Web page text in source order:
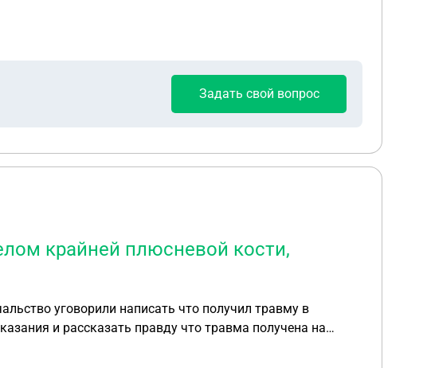
Задать свой вопрос
крайней плюсневой кости,
уговорили написать что получил травму в
и рассказать правду что травма получена на